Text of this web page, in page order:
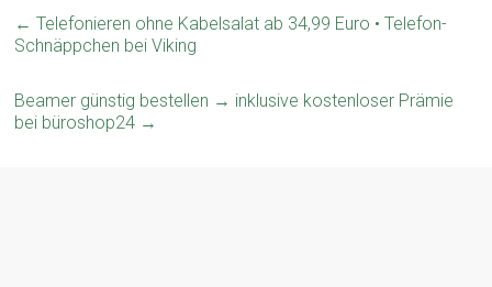
← Telefonieren ohne Kabelsalat ab 34,99 Euro • Telefon-
Schnäppchen bei Viking
Beamer günstig bestellen → inklusive kostenloser Prämie
bei büroshop24 →